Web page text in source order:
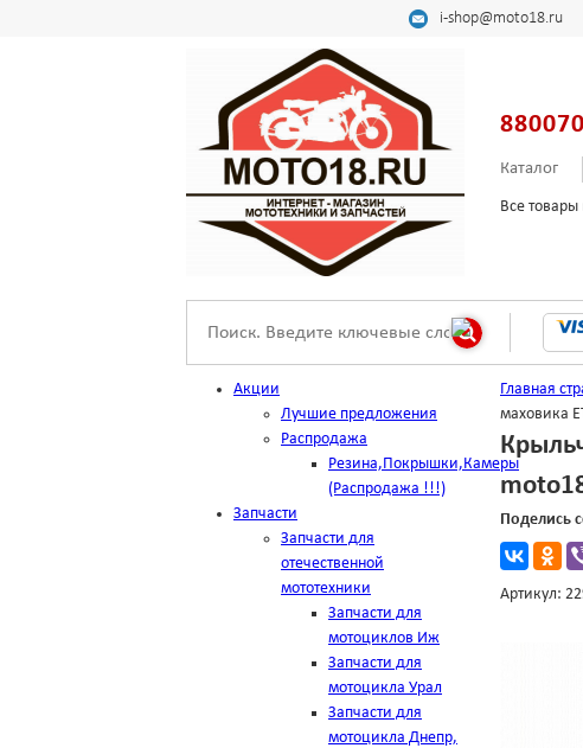
i-shop@moto18.ru
Каталог
Все
Акции
Лучшие предложения
Распродажа
Резина,Покрышки,Камеры
(Распродажа !!!)
Запчасти
Запчасти для
отечественной
мототехники
Запчасти для
мотоциклов Иж
Запчасти для
мотоцикла Урал
Запчасти для
мотоцикла Днепр,
Главная
маховика
Поделись
Артикул: